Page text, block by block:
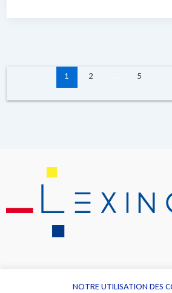
1 2 5
NOTRE UTILISATION DES